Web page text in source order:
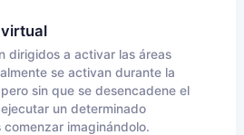
dirigidos a activar las áreas
se activan durante la
sin que se desencadene el
un determinado
imaginándolo.